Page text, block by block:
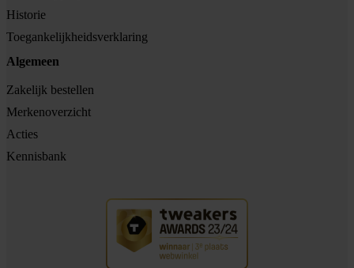
Historie
Toegankelijkheidsverklaring
Algemeen
Zakelijk bestellen
Merkenoverzicht
Acties
Kennisbank